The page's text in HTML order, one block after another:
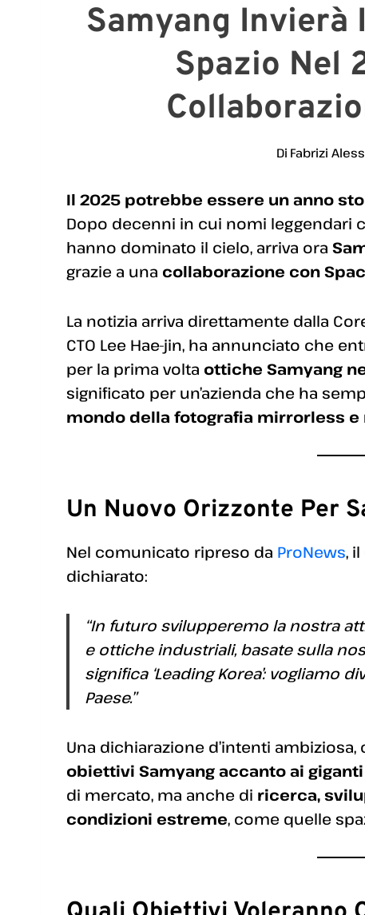
Samyang Invierà
Spazio Nel
Di Fabrizi
Il 2025 potrebbe essere un anno
Dopo decenni in cui nomi leggendari
hanno dominato il cielo, arriva ora
grazie a una collaborazione con
La notizia arriva direttamente dalla
CTO Lee Hae-jin, ha annunciato che
per la prima volta ottiche Samyang
significato per un’azienda che ha
mondo della fotografia mirrorless e
Un Nuovo Orizzonte Per
Nel comunicato ripreso da ProNews,
dichiarato:
“In futuro svilupperemo la nostra
e ottiche industriali, basate sulla
significa ‘Leading Korea’:
Paese.”
Una dichiarazione d’intenti
obiettivi Samyang accanto ai
di mercato, ma anche di ricerca,
condizioni estreme, come quelle